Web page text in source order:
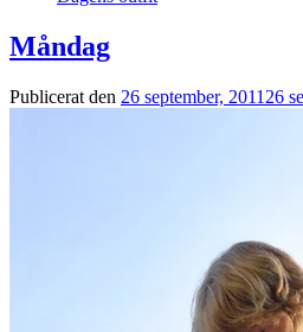
Måndag
Publicerat den 26 september, 2011 26